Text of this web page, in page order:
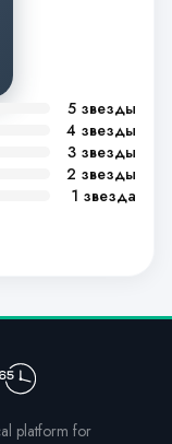
5 звезды
4 звезды
3 звезды
2 звезды
1 звезда
platform for